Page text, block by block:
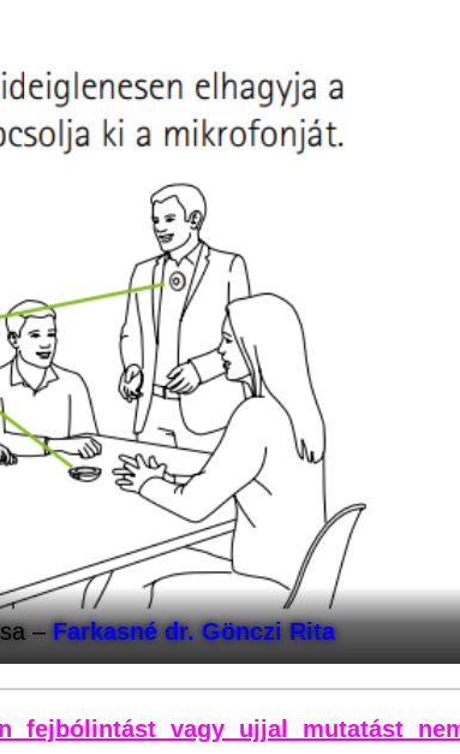
–Farkasné dr. Gönczi Rita
fejbólintást vagy ujjal mutatást